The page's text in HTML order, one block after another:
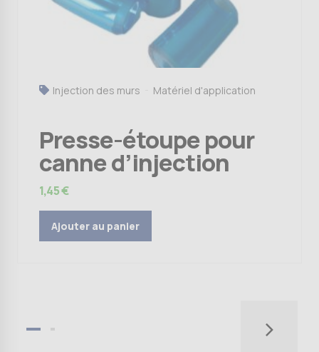
Injection des murs Matériel d'application
Presse-étoupe pour
canne d’injection
1,45€
Ajouter au panier